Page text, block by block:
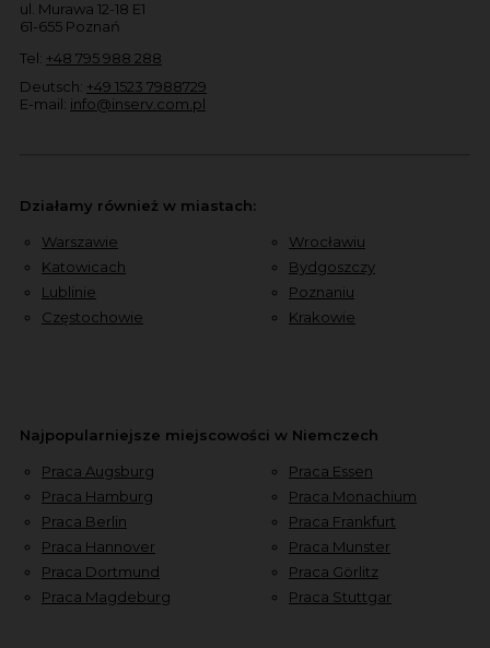
ul. Murawa 12-18 E1
61-655 Poznań
Tel: +48 795 988 288
Deutsch: +49 1523 7988729
E-mail: info@inserv.com.pl
Działamy również w miastach:
Warszawie
Katowicach
Lublinie
Częstochowie
Wrocławiu
Bydgoszczy
Poznaniu
Krakowie
Najpopularniejsze miejscowości w Niemczech
Praca Augsburg
Praca Hamburg
Praca Berlin
Praca Hannover
Praca Dortmund
Praca Magdeburg
Praca Essen
Praca Monachium
Praca Frankfurt
Praca Munster
Praca Görlitz
Praca Stuttgar